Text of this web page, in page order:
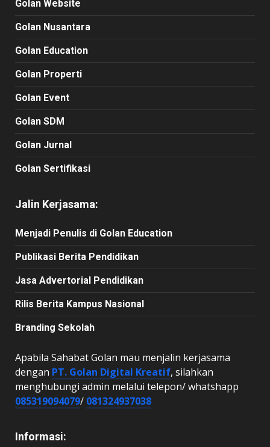
Golan Website
Golan Nusantara
Golan Education
Golan Properti
Golan Event
Golan SDM
Golan Jurnal
Golan Sertifikasi
Jalin Kerjasama:
Menjadi Penulis di Golan Education
Publikasi Berita Pendidikan
Jasa Advertorial Pendidikan
Rilis Berita Kampus Nasional
Branding Sekolah
Apabila Sahabat Golan mau menjalin kerjasama
dengan PT. Golan Digital Kreatif, silahkan
menghubungi admin melalui telepon/ whatshapp
085319094079/ 081324937038
Informasi: